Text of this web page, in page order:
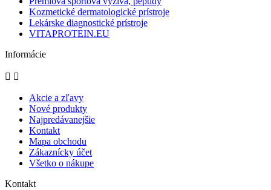
Kozmetické dermatologické prístroje
Lekárske diagnostické prístroje
VITAPROTEIN.EU
Informácie
 
Akcie a zľavy
Nové produkty
Najpredávanejšie
Kontakt
Mapa obchodu
Zákaznícky účet
Všetko o nákupe
Kontakt